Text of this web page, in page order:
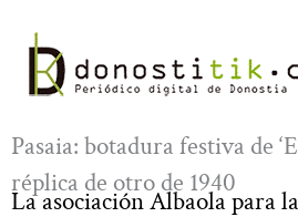
contenido
Pasaia: botadura festiva de
réplica de otro de 1940
La asociación Albaola para